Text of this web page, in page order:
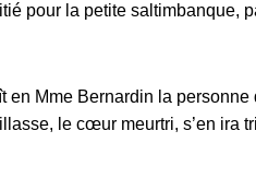
pour la petite saltimbanque,
en Mme Bernardin la
le cœur meurtri, s’en ira